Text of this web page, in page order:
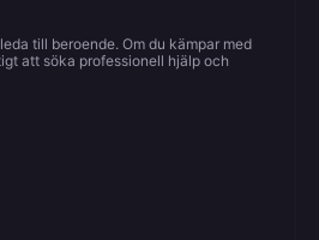
till beroende. Om du kämpar med
att söka professionell hjälp och